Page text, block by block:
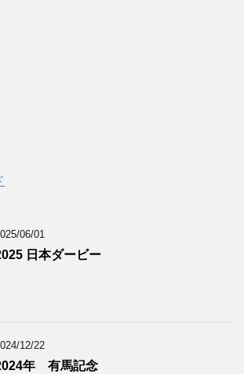
06/01
日本ダービー
12/22
年 有馬記念